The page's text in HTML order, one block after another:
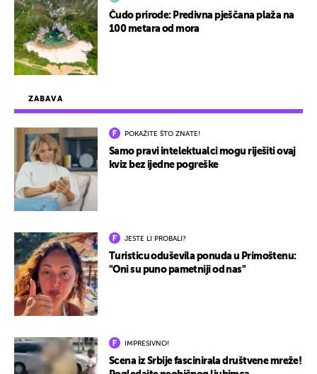
ZABAVA
POKAŽITE ŠTO ZNATE!
Samo pravi intelektualci mogu riješiti ovaj
kviz bez ijedne pogreške
JESTE LI PROBALI?
Turisticu oduševila ponuda u Primoštenu:
"Oni su puno pametniji od nas"
IMPRESIVNO!
Scena iz Srbije fascinirala društvene mreže!
Čudo prirode: Predivna pješčana plaža na
100 metara od mora